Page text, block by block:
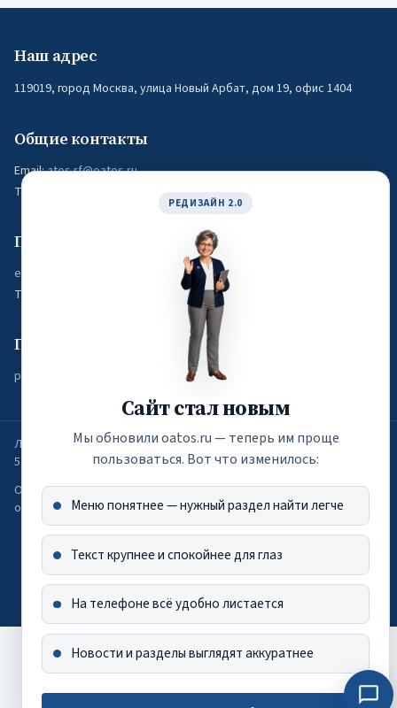
РЕДИЗАЙН 2.0
Сайт стал новым
Мы обновили oatos.ru — теперь им проще
пользоваться. Вот что изменилось:
Меню понятнее — нужный раздел найти легче
Текст крупнее и спокойнее для глаз
На телефоне всё удобно листается
Новости и разделы выглядят аккуратнее
Наш адрес
119019, город Москва, улица Новый Арбат, дом 19, офис 1404
Общие контакты
Email:atos.rf@oatos.ru
Телефон: +7 (495) 116-04-05
По вопросам обучения
edu@oatos.ru
Телефон: +7 (916) 788-60-71
По вопросам подписки
press@oatos.ru
Лицензия на осуществление образовательной деятельности от
5.05.2022 г. (РН — Л035-01298-77/00271168)
Оператор персональных данных по приказу Роскомнадзора №181
от 13.09.2021 г.
Политика ОАТОС в отношении обработки персональных данных
Все права защищены. © 2016 - 2026 Общероссийская ассамблея
ТОС